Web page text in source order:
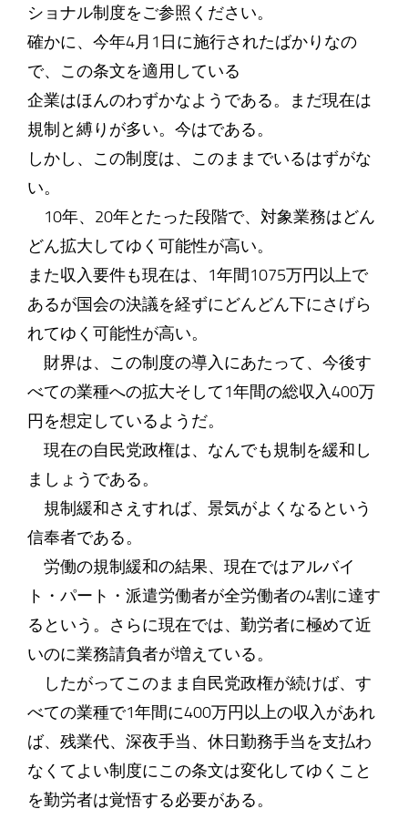
ショナル制度をご参照ください。
確かに、今年4月1日に施行されたばかりなの
で、この条文を適用している
企業はほんのわずかなようである。まだ現在は
規制と縛りが多い。今はである。
しかし、この制度は、このままでいるはずがな
い。
10年、20年とたった段階で、対象業務はどん
どん拡大してゆく可能性が高い。
また収入要件も現在は、1年間1075万円以上で
あるが国会の決議を経ずにどんどん下にさげら
れてゆく可能性が高い。
財界は、この制度の導入にあたって、今後す
べての業種への拡大そして1年間の総収入400万
円を想定しているようだ。
現在の自民党政権は、なんでも規制を緩和し
ましょうである。
規制緩和さえすれば、景気がよくなるという
信奉者である。
労働の規制緩和の結果、現在ではアルバイ
ト・パート・派遣労働者が全労働者の4割に達す
るという。さらに現在では、勤労者に極めて近
いのに業務請負者が増えている。
したがってこのまま自民党政権が続けば、す
べての業種で1年間に400万円以上の収入があれ
ば、残業代、深夜手当、休日勤務手当を支払わ
なくてよい制度にこの条文は変化してゆくこと
を勤労者は覚悟する必要がある。